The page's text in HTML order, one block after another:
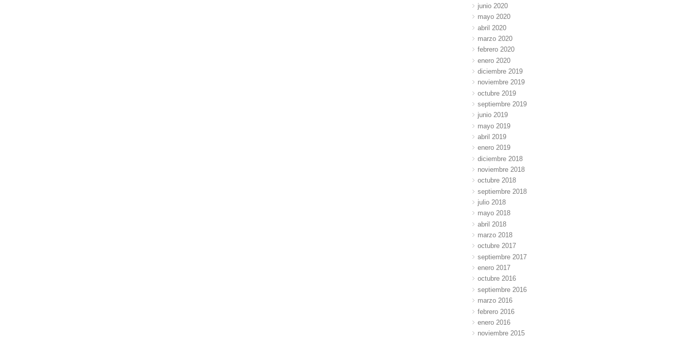
junio 2020
mayo 2020
abril 2020
marzo 2020
febrero 2020
enero 2020
diciembre 2019
noviembre 2019
octubre 2019
septiembre 2019
junio 2019
mayo 2019
abril 2019
enero 2019
diciembre 2018
noviembre 2018
octubre 2018
septiembre 2018
julio 2018
mayo 2018
abril 2018
marzo 2018
octubre 2017
septiembre 2017
enero 2017
octubre 2016
septiembre 2016
marzo 2016
febrero 2016
enero 2016
noviembre 2015